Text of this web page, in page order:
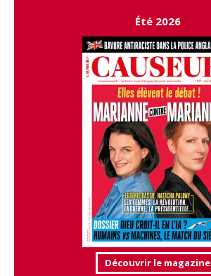
Été 2026
Découvrir le magazine